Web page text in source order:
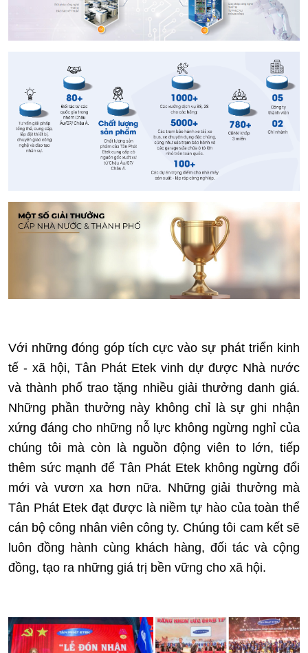
Với những đóng góp tích cực vào sự phát triển kinh
tế - xã hội, Tân Phát Etek vinh dự được Nhà nước
và thành phố trao tặng nhiều giải thưởng danh giá.
Những phần thưởng này không chỉ là sự ghi nhận
xứng đáng cho những nỗ lực không ngừng nghỉ của
chúng tôi mà còn là nguồn động viên to lớn, tiếp
thêm sức mạnh để Tân Phát Etek không ngừng đổi
mới và vươn xa hơn nữa. Những giải thưởng mà
Tân Phát Etek đạt được là niềm tự hào của toàn thể
cán bộ công nhân viên công ty. Chúng tôi cam kết sẽ
luôn đồng hành cùng khách hàng, đối tác và cộng
đồng, tạo ra những giá trị bền vững cho xã hội.